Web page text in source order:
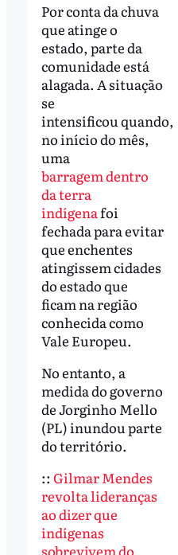
Por conta da chuva
que atinge o
estado, parte da
comunidade está
alagada. A situação
se
intensificou quando,
no início do mês,
uma
barragem dentro
da terra
indígenafoi
fechada para evitar
que enchentes
atingissem cidades
do estado que
ficam na região
conhecida como
Vale Europeu.
No entanto, a
medida do governo
de Jorginho Mello
(PL) inundou parte
do território.
:: Gilmar Mendes
revolta lideranças
ao dizer que
indígenas
sobrevivem do